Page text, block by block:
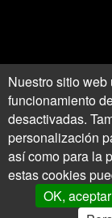
Nuestro sitio
funcionamiento
desactivadas.
personalización
así como para la
estas cookies
OK,